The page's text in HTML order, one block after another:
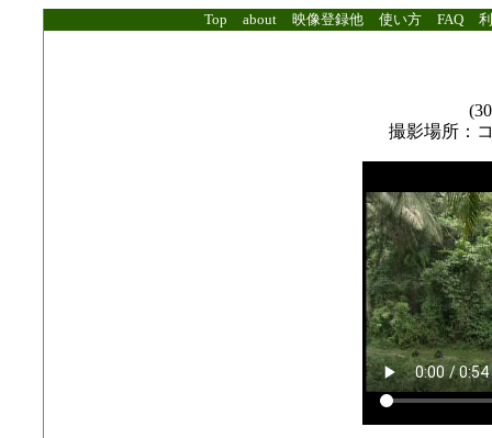
Top about 映像登録他 使い方 FAQ
撮影場所：